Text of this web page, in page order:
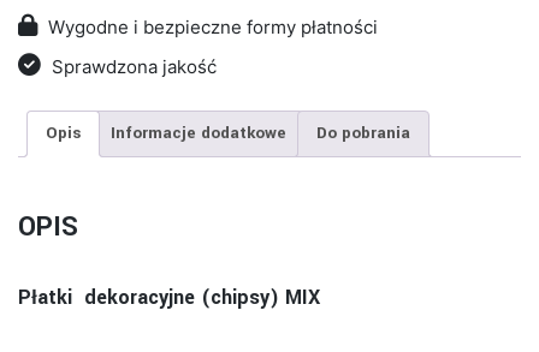
Wygodne i bezpieczne formy płatności
Sprawdzona jakość
Opis Informacje dodatkowe Do pobrania
OPIS
Płatki dekoracyjne (chipsy) MIX